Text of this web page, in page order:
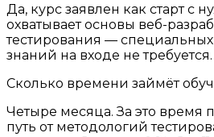
Да, курс заявлен как старт с
охватывает основы веб-
тестирования — специальных
знаний на входе не требуется.
Сколько времени займёт
Четыре месяца. За это время
путь от методологий